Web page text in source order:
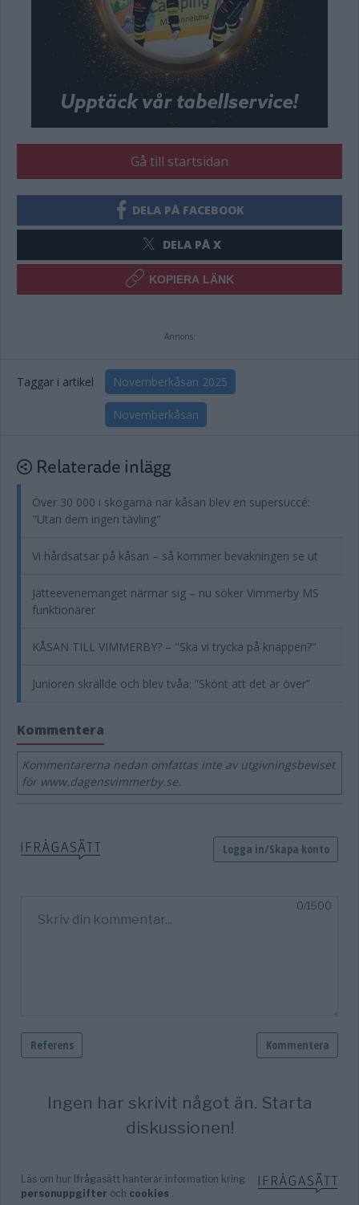
Gå till startsidan
DELA PÅ FACEBOOK
DELA PÅ X
KOPIERA LÄNK
Annons:
Taggar i artikel Novemberkåsan 2025
Novemberkåsan
Relaterade inlägg
Över 30 000 i skogarna när kåsan blev en supersuccé:
"Utan dem ingen tävling"
Vi hårdsatsar på kåsan – så kommer bevakningen se ut
Jätteevenemanget närmar sig – nu söker Vimmerby MS
funktionärer
KÅSAN TILL VIMMERBY? – "Ska vi trycka på knappen?"
Junioren skrällde och blev tvåa: ”Skönt att det är över”
Kommentera
Kommentarerna nedan omfattas inte av utgivningsbeviset
för www.dagensvimmerby.se.